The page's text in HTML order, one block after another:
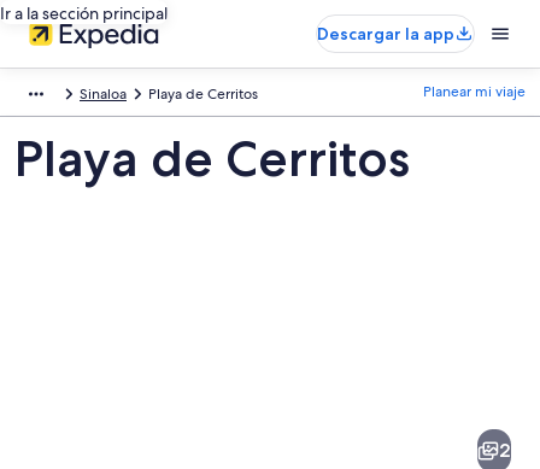
Ir a la sección principal
Descargar la app
Sinaloa Playa de Cerritos Planear mi viaje
Playa de Cerritos
2